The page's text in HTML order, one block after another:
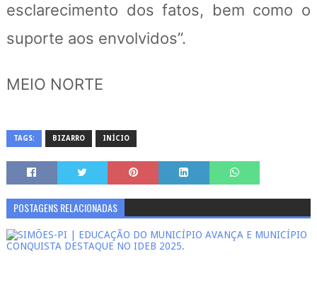
esclarecimento dos fatos, bem como o
suporte aos envolvidos”.
MEIO NORTE
TAGS: BIZARRO INÍCIO
POSTAGENS RELACIONADAS